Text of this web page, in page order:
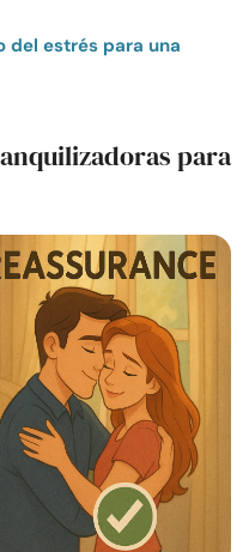
del estrés para una
para